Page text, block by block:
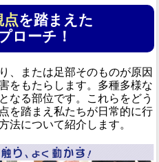
点を踏まえた
ローチ！
、または足部そのものが原因
をもたらします。多種多様な
なる部位です。これらをどう
を踏まえ私たちが日常的に行
法について紹介します。